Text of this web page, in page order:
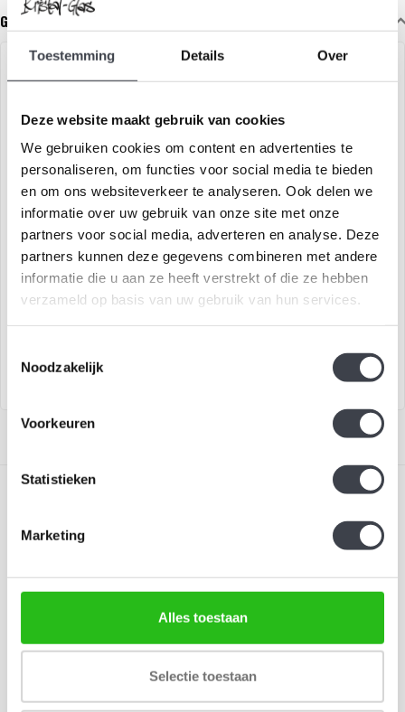
Toestemming Details Over
Deze website maakt gebruik van cookies
We gebruiken cookies om content en advertenties te
personaliseren, om functies voor social media te bieden
en om ons websiteverkeer te analyseren. Ook delen we
informatie over uw gebruik van onze site met onze
partners voor social media, adverteren en analyse. Deze
partners kunnen deze gegevens combineren met andere
informatie die u aan ze heeft verstrekt of die ze hebben
verzameld op basis van uw gebruik van hun services.
Noodzakelijk
Voorkeuren
Statistieken
Marketing
Alles toestaan
Selectie toestaan
Gerelateerde glaskunst
Glaskunst 'Reflectie in
Stilte'
Reflectie in Stilte is een
handgeslepen kristallen
De dromer
Gelaagd kristallen
Schrijf je in voor onze nieuwsbrief
Blijf up-to-date en ontvang 10% korting
Abonneer